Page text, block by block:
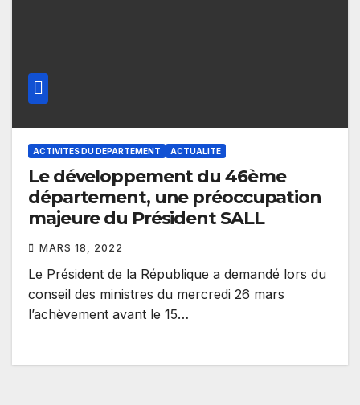
ACTIVITES DU DEPARTEMENT ACTUALITE
Le développement du 46ème
département, une préoccupation
majeure du Président SALL
MARS 18, 2022
Le Président de la République a demandé lors du
conseil des ministres du mercredi 26 mars
l’achèvement avant le 15…